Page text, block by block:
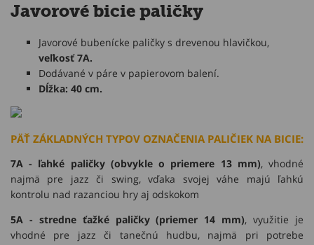
Javorové bicie paličky
Javorové bubenícke paličky s drevenou hlavičkou,
veľkosť 7A.
Dodávané v páre v papierovom balení.
Dĺžka: 40 cm.
PÄŤ ZÁKLADNÝCH TYPOV OZNAČENIA PALIČIEK NA BICIE:
7A - ľahké paličky (obvykle o priemere 13 mm), vhodné
najmä pre jazz či swing, vďaka svojej váhe majú ľahkú
kontrolu nad razanciou hry aj odskokom
5A - stredne ťažké paličky (priemer 14 mm), využitie je
vhodné pre jazz či tanečnú hudbu, najmä pri potrebe